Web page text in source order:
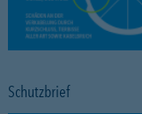
Schutzbrief